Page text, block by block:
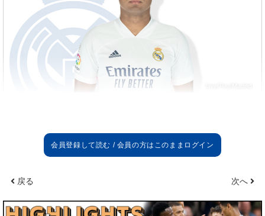
チェルシー戦
最初の25分間、僕たちのプレーは素晴らしかった
ェルシーが良いパフォーマンスを見せ、より多くの
ることなく、もうリーガについて考える必要があ
戻る 次へ